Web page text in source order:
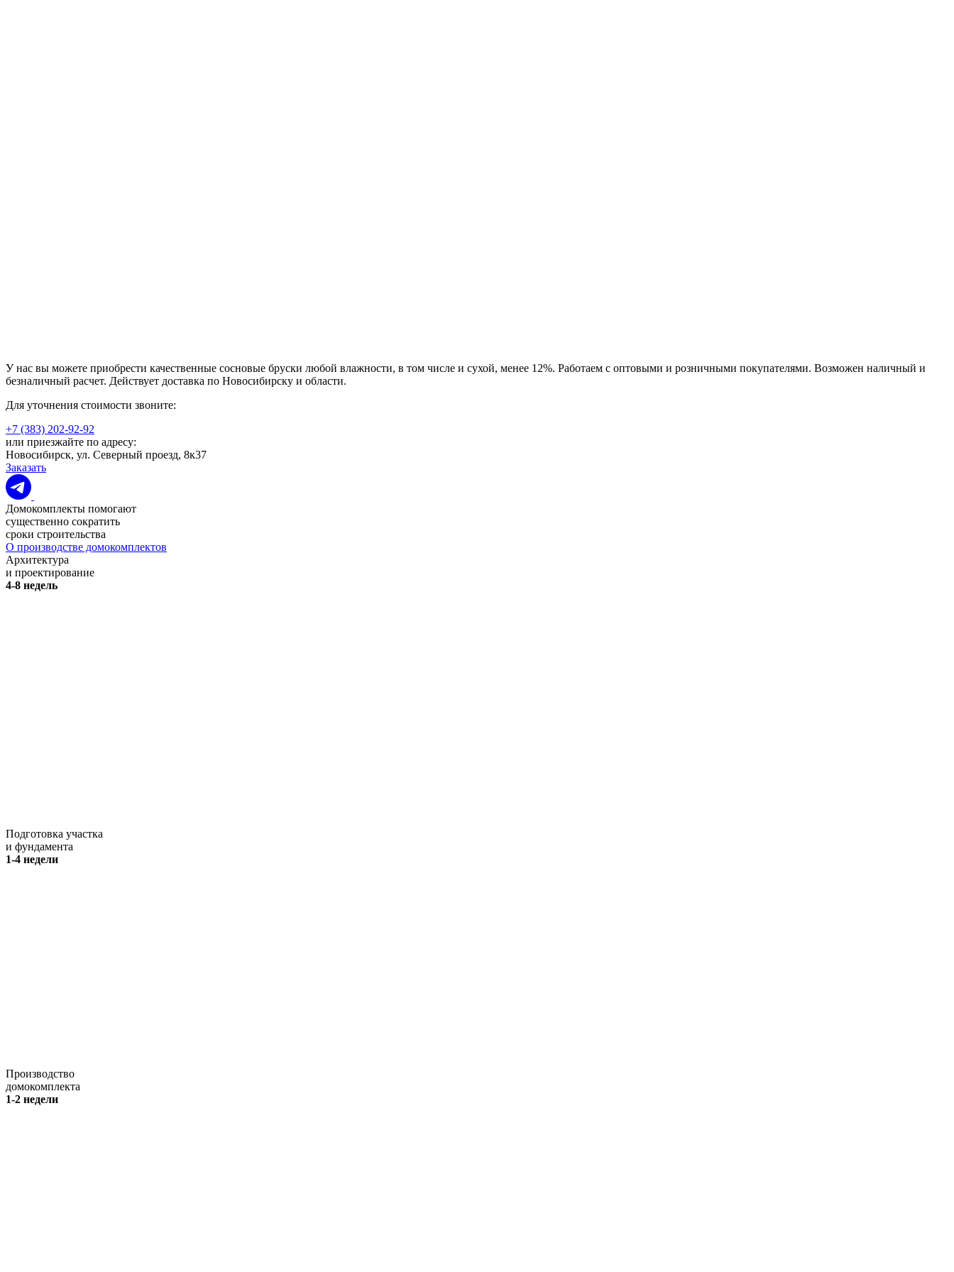
У нас вы можете приобрести качественные сосновые бруски любой влажности, в том числе и сухой, менее 12%. Работаем с оптовыми и розничными покупателями. Возможен наличный и
безналичный расчет. Действует доставка по Новосибирску и области.
Для уточнения стоимости звоните:
+7 (383) 202-92-92
или приезжайте по адресу:
Новосибирск, ул. Северный проезд, 8к37
Заказать
Домокомплекты помогают
существенно сократить
сроки строительства
О производстве домокомплектов
Архитектура
и проектирование
4-8 недель
Подготовка участка
и фундамента
1-4 недели
Производство
домокомплекта
1-2 недели